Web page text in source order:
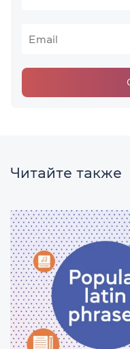
Читайте также